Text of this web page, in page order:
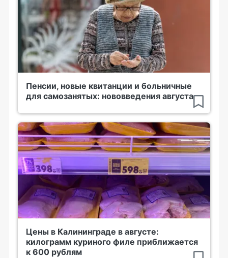
Пенсии, новые квитанции и больничные
для самозанятых: нововведения августа
Цены в Калининграде в августе:
килограмм куриного филе приближается
к 600 рублям